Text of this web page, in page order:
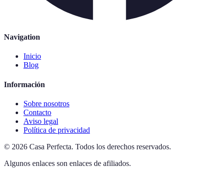
Navigation
Inicio
Blog
Información
Sobre nosotros
Contacto
Aviso legal
Política de privacidad
© 2026 Casa Perfecta. Todos los derechos reservados.
Algunos enlaces son enlaces de afiliados.